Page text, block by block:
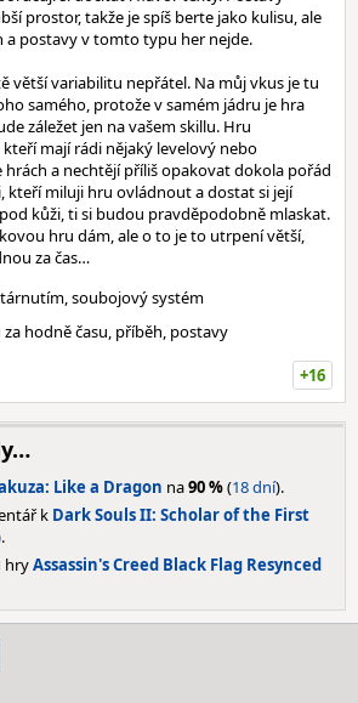
prostor, takže je spíš berte jako kulisu, ale
a postavy v tomto typu her nejde.
větší variabilitu nepřátel. Na můj vkus je tu
samého, protože v samém jádru je hra
záležet jen na vašem skillu. Hru
mají rádi nějaký levelový nebo
a nechtějí příliš opakovat dokola pořád
kteří miluji hru ovládnout a dostat si její
kůži, ti si budou pravděpodobně mlaskat.
hru dám, ale o to je to utrpení větší,
za čas…
soubojový systém
hodně času, příběh, postavy
+16
Like a Dragon na90 %(18 dní).
k Dark Souls II: Scholar of the First
hryAssassin's Creed Black Flag Resynced